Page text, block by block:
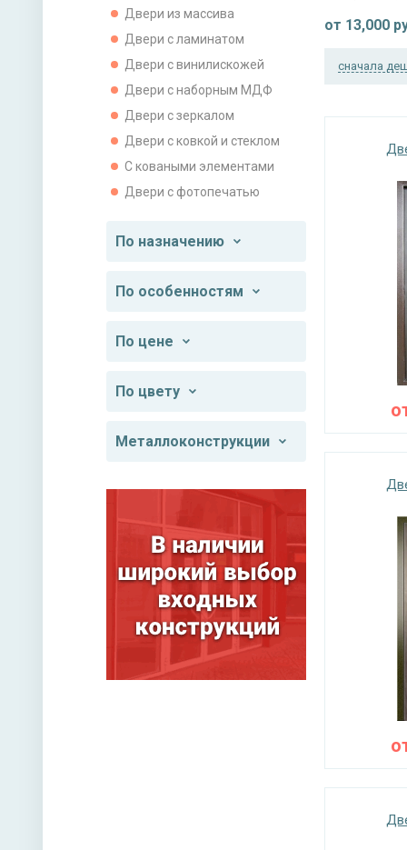
Двери из массива
Двери с ламинатом
Двери с винилискожей
Двери с наборным МДФ
Двери с зеркалом
Двери с ковкой и стеклом
С коваными элементами
Двери с фотопечатью
По назначению
По особенностям
По цене
По цвету
Металлоконструкции
от 13,000
сначала